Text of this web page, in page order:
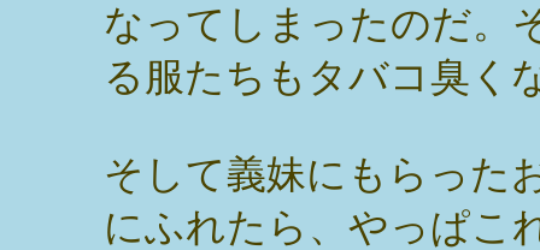
なってしまったのだ。
る服たちもタバコ臭く
そして義妹にもらった
にふれたら、やっぱこ